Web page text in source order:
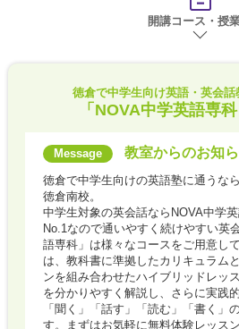
開講コース・授
徳倉で中学生向け英語・英会
「NOVA中学英語専
教室からのお知
徳倉で中学生向けの英語塾に通うな
徳倉南校。
中学生対象の英会話ならNOVA中学
No.1なので通いやすく続けやすい英
語専科」は様々なコースをご用意し
は、教科書に準拠したカリキュラム
ンを組み合わせたハイブリッドレッ
を分かりやすく解説し、さらに実践
「聞く」「話す」「読む」「書く」
す。まずはお気軽に無料体験レッス